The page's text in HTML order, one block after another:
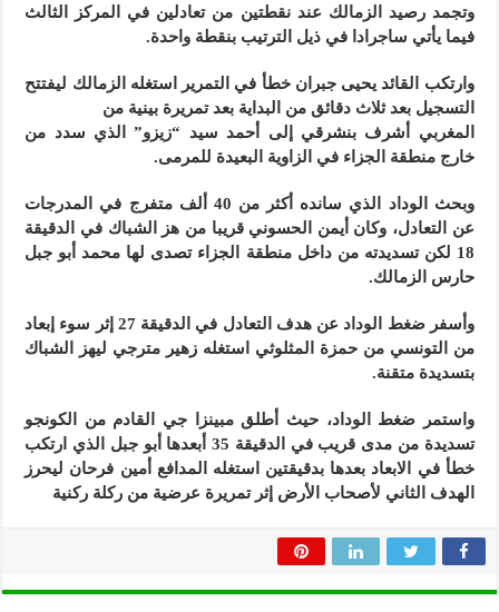
وتجمد رصيد الزمالك عند نقطتين من تعادلين في المركز الثالث
فيما يأتي ساجرادا في ذيل الترتيب بنقطة واحدة.
وارتكب القائد يحيى جبران خطأ في التمرير استغله الزمالك ليفتتح
التسجيل بعد ثلاث دقائق من البداية بعد تمريرة بينية من
المغربي أشرف بنشرقي إلى أحمد سيد “زيزو” الذي سدد من
خارج منطقة الجزاء في الزاوية البعيدة للمرمى.
وبحث الوداد الذي سانده أكثر من 40 ألف متفرج في المدرجات
عن التعادل، وكان أيمن الحسوني قريبا من هز الشباك في الدقيقة
18 لكن تسديدته من داخل منطقة الجزاء تصدى لها محمد أبو جبل
حارس الزمالك.
وأسفر ضغط الوداد عن هدف التعادل في الدقيقة 27 إثر سوء إبعاد
من التونسي من حمزة المثلوثي استغله زهير مترجي ليهز الشباك
بتسديدة متقنة.
واستمر ضغط الوداد، حيث أطلق مبينزا جي القادم من الكونجو
تسديدة من مدى قريب في الدقيقة 35 أبعدها أبو جبل الذي ارتكب
خطأ في الابعاد بعدها بدقيقتين استغله المدافع أمين فرحان ليحرز
الهدف الثاني لأصحاب الأرض إثر تمريرة عرضية من ركلة ركنية